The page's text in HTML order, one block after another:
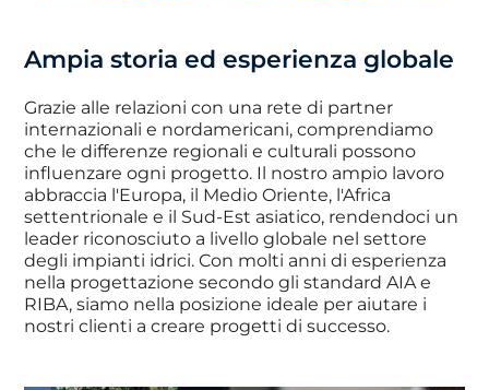
Ampia storia ed esperienza globale
Grazie alle relazioni con una rete di partner
internazionali e nordamericani, comprendiamo
che le differenze regionali e culturali possono
influenzare ogni progetto. Il nostro ampio lavoro
abbraccia l'Europa, il Medio Oriente, l'Africa
settentrionale e il Sud-Est asiatico, rendendoci un
leader riconosciuto a livello globale nel settore
degli impianti idrici. Con molti anni di esperienza
nella progettazione secondo gli standard AIA e
RIBA, siamo nella posizione ideale per aiutare i
nostri clienti a creare progetti di successo.